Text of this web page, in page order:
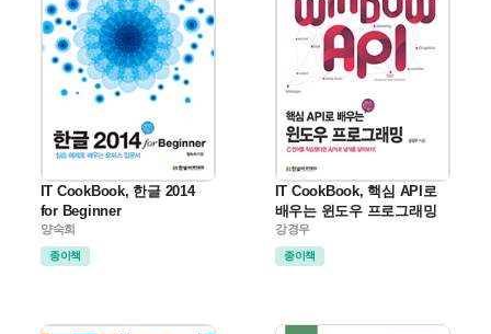
IT CookBook, 한글 2014
for Beginner
양숙희
종이책
IT CookBook, 핵심 API로
배우는 윈도우 프로그래밍
강경우
종이책